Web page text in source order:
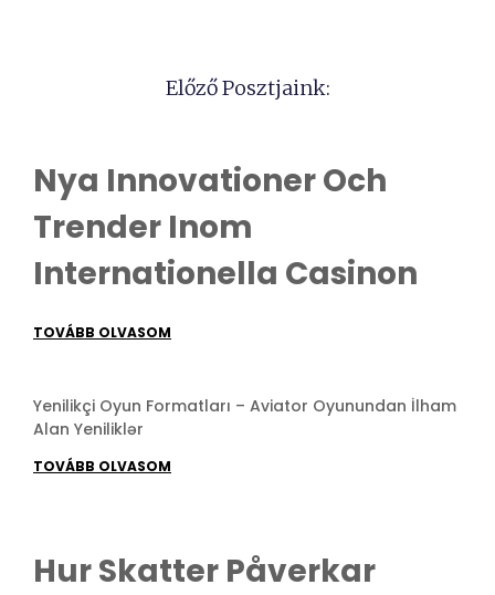
Előző Posztjaink:
Nya Innovationer Och
Trender Inom
Internationella Casinon
TOVÁBB OLVASOM
Yenilikçi Oyun Formatları – Aviator Oyunundan İlham
Alan Yeniliklər
TOVÁBB OLVASOM
Hur Skatter Påverkar